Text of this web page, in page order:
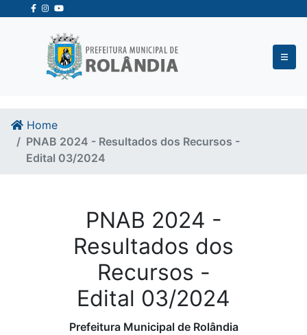
Ir para o conteudo
Ir para o fim do conteudo
Home
PNAB 2024 - Resultados dos Recursos -
Edital 03/2024
PNAB 2024 -
Resultados dos
Recursos -
Edital 03/2024
Prefeitura Municipal de Rolândia